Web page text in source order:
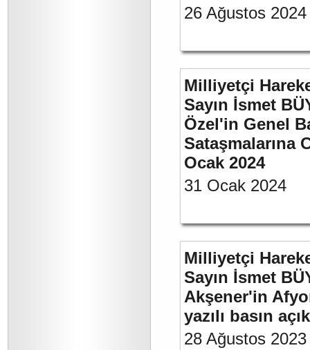
26 Ağustos 2024
Milliyetçi
Sayın İsmet
Özel'in Genel
Sataşmalarına
Ocak 2024
31 Ocak 2024
Milliyetçi
Sayın İsmet
Akşener'in
yazılı basın
28 Ağustos 2023